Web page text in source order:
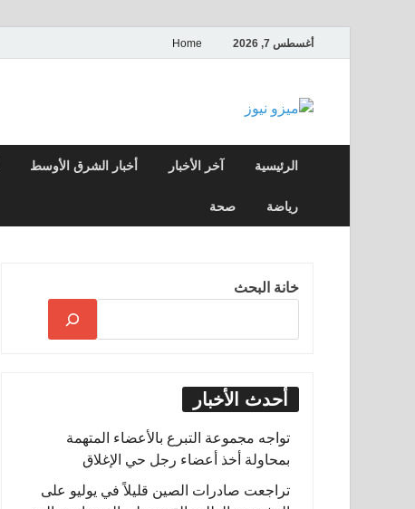
أغسطس 7, 2026 Home
ميزو نيوز
الرئيسية آخر الأخبار أخبار الشرق الأوسط
رياضة صحة
خانة البحث
أحدث الأخبار
تواجه مجموعة التبرع بالأعضاء المتهمة
بمحاولة أخذ أعضاء رجل حي الإغلاق
تراجعت صادرات الصين قليلاً في يوليو على